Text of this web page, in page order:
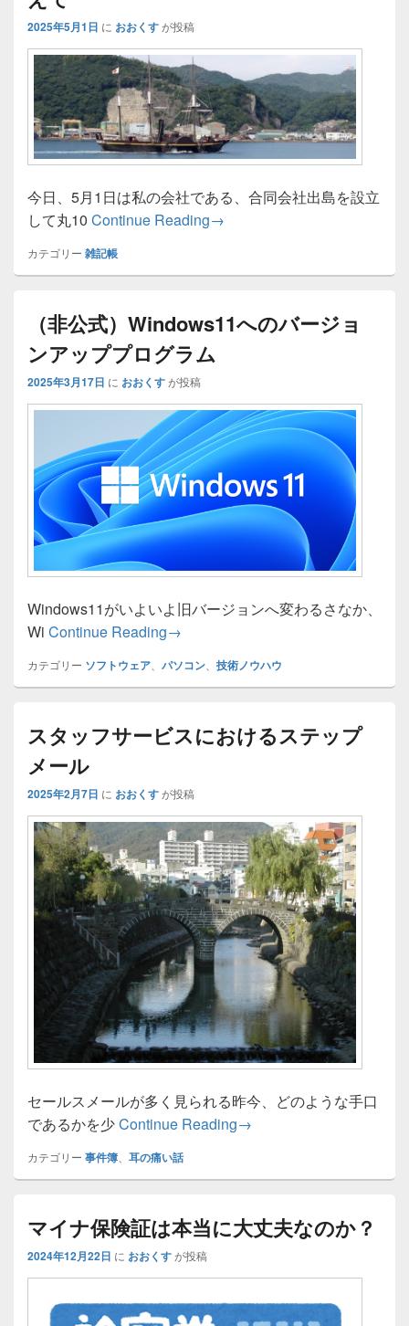
2025年5月1日 に おおくすが投稿
今日、5月1日は私の会社である、合同会社出島を設立
して丸10 Continue Reading「合同会社出島」法人設立10
→
カテゴリー 雑記帳
（非公式）Windows11へのバージョ
ンアッププログラム
2025年3月17日 に おおくすが投稿
Windows11がいよいよ旧バージョンへ変わるさなか、
Wi Continue Reading（非公式）Windows11へのバージ
→
カテゴリー ソフトウェア パソコン 技術ノウハウ
スタッフサービスにおけるステップ
メール
2025年2月7日 に おおくすが投稿
セールスメールが多く見られる昨今、どのような手口
であるかを少Continue Readingスタッフサービスにおけ
→
カテゴリー 事件簿 耳の痛い話
マイナ保険証は本当に大丈夫なのか？
2024年12月22日 に おおくすが投稿